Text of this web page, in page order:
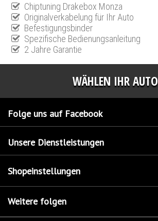
Chiptuning Drakebox Monza
Originalverkabelung für Ihr Auto
Befestigungsbinder
Spezifische Bedienungsanleitung
2 Jahre Garantie
WÄHLEN IHR AUTO
Folge uns auf Facebook
Unsere Dienstleistungen
Shopeinstellungen
Weitere folgen